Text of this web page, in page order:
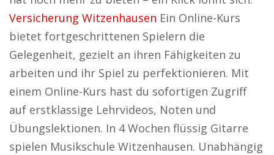
Versicherung Witzenhausen Ein Online-Kurs
bietet fortgeschrittenen Spielern die
Gelegenheit, gezielt an ihren Fähigkeiten zu
arbeiten und ihr Spiel zu perfektionieren. Mit
einem Online-Kurs hast du sofortigen Zugriff
auf erstklassige Lehrvideos, Noten und
Übungslektionen. In 4 Wochen flüssig Gitarre
spielen Musikschule Witzenhausen. Unabhängig